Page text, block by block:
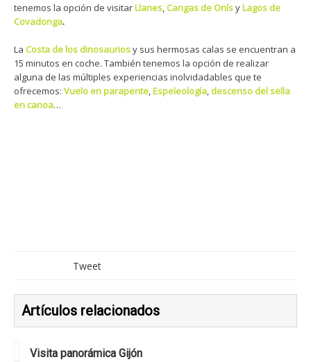
tenemos la opción de visitarLlanes,Cangas de OnísyLagos de
Covadonga.
La Costa de los dinosauriosy sus hermosas calas se encuentran a
15 minutos en coche. También tenemos la opción de realizar
alguna de las múltiples experiencias inolvidadables que te
ofrecemos: Vuelo en parapente,Espeleología, descenso del sella
en canoa…
Tweet
Artículos relacionados
Visita panorámica Gijón